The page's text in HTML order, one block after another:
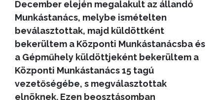
December elején megalakult az állandó
Munkástanács, melybe ismételten
beválasztottak, majd küldöttként
bekerültem a Központi Munkástanácsba és
a Gépműhely küldöttjeként bekerültem a
Központi Munkástanács 15 tagú
vezetőségébe, s megválasztottak
elnöknek. Ezen beosztásomban